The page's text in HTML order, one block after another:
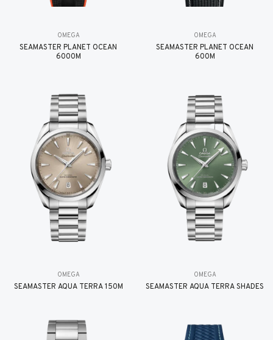
OMEGA
SEAMASTER PLANET OCEAN
6000M
OMEGA
SEAMASTER PLANET OCEAN
600M
OMEGA
SEAMASTER AQUA TERRA 150M
OMEGA
SEAMASTER AQUA TERRA SHADES